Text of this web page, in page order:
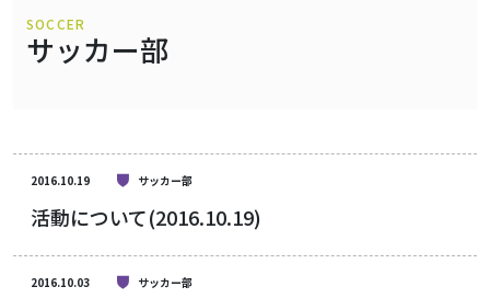
SOCCER
サッカー部
2016.10.19 サッカー部
活動について(2016.10.19)
2016.10.03 サッカー部